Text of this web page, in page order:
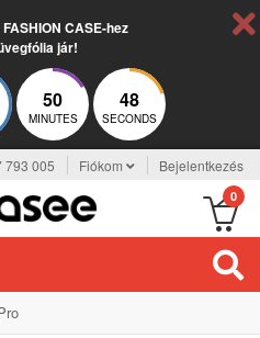
CASE-hez
jár!
50
MINUTES
47
SECONDS
793 005 Fiókom Bejelentkezés
0